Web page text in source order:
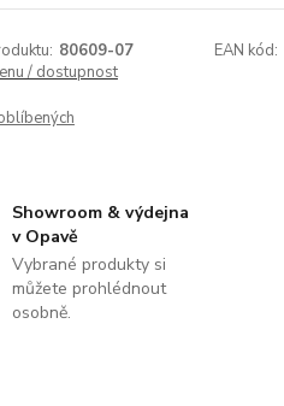
80609-07 EAN kód:
/ dostupnost
Showroom & výdejna
v Opavě
Vybrané produkty si
můžete prohlédnout
osobně.